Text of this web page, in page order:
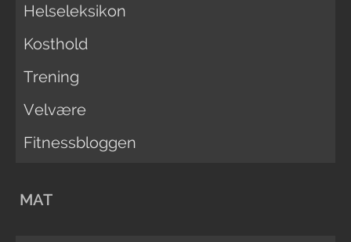
Helseleksikon
Kosthold
Trening
Velvære
Fitnessbloggen
MAT